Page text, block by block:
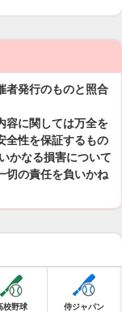
者発行のものと照合
容に関しては万全を
全性を保証するもの
かなる損害について
切の責任を負いかね
校野球 侍ジャパン